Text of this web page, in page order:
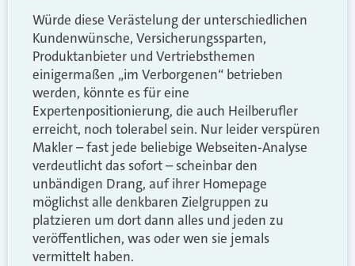
Würde diese Verästelung der unterschiedlichen
Kundenwünsche, Versicherungssparten,
Produktanbieter und Vertriebsthemen
einigermaßen „im Verborgenen“ betrieben
werden, könnte es für eine
Expertenpositionierung, die auch Heilberufler
erreicht, noch tolerabel sein. Nur leider verspüren
Makler – fast jede beliebige Webseiten-Analyse
verdeutlicht das sofort – scheinbar den
unbändigen Drang, auf ihrer Homepage
möglichst alle denkbaren Zielgruppen zu
platzieren um dort dann alles und jeden zu
veröffentlichen, was oder wen sie jemals
vermittelt haben.